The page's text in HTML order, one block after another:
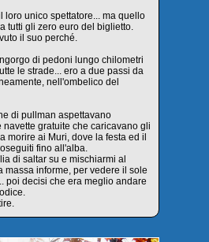
loro unico spettatore... ma quello
tutti gli zero euro del biglietto.
il suo perché.
di pedoni lungo chilometri
le strade... ero a due passi da
nell'ombelico del
di pullman aspettavano
gratuite che caricavano gli
morire ai Muri, dove la festa ed il
fino all'alba.
di saltar su e mischiarmi al
massa informe, per vedere il sole
poi decisi che era meglio andare